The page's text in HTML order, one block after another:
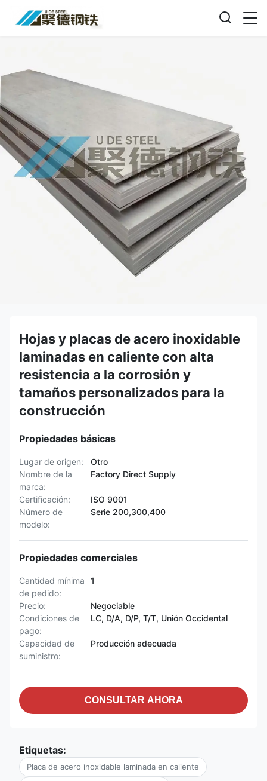
Hojas y placas de acero inoxidable
laminadas en caliente con alta
resistencia a la corrosión y
tamaños personalizados para la
construcción
Propiedades básicas
Lugar de origen:
Otro
Nombre de la
marca:
Factory Direct Supply
Certificación:
ISO 9001
Número de
modelo:
Serie 200,300,400
Propiedades comerciales
Cantidad mínima
de pedido:
1
Precio:
Negociable
Condiciones de
pago:
LC, D/A, D/P, T/T, Unión Occidental
Capacidad de
suministro:
Producción adecuada
CONSULTAR AHORA
Etiquetas:
Placa de acero inoxidable laminada en caliente